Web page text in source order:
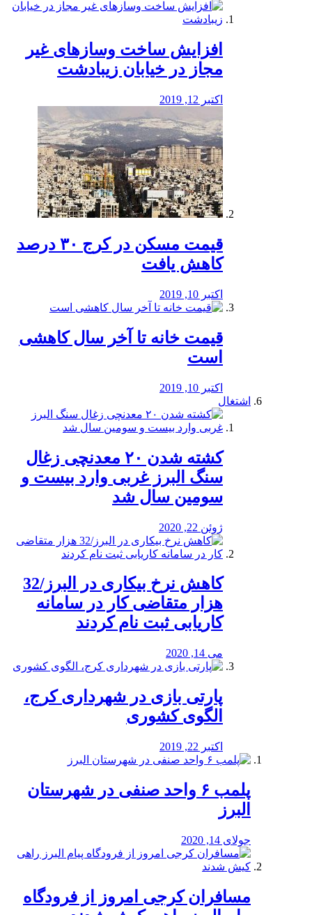
افزایش ساخت وسازهای غیر
مجاز در خیابان زیبادشت
اکتبر 12, 2019
️قیمت مسکن در کرج ۳۰ درصد
کاهش یافت
اکتبر 10, 2019
قیمت خانه تا آخر سال کاهشی
است
اکتبر 10, 2019
اشتغال
کشته شدن ۲۰ معدنچی زغال
سنگ البرز غربی وارد بیست و
سومین سال شد
ژوئن 22, 2020
کاهش نرخ بیکاری در البرز/32
هزار متقاضی کار در سامانه
کاریابی ثبت نام کردند
می 14, 2020
پارتی بازی در شهرداری کرج،
الگوی کشوری
اکتبر 22, 2019
پلمب ۶ واحد صنفی در شهرستان
البرز
جولای 14, 2020
مسافران کرجی امروز از فرودگاه